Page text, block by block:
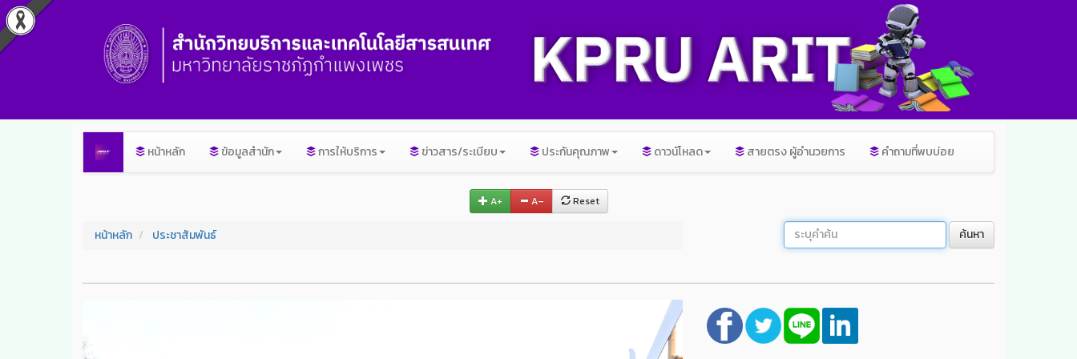
หน้าหลัก ข้อมูลสำนัก การให้บริการ ข่าวสาร/ระเบียบ ประกันคุณภาพ ดาวน์โหลด สายตรง ผู้อำนวยการ คำถามที่พบบ่อย
A+ A– Reset
หน้าหลัก ประชาสัมพันธ์ ค้นหา